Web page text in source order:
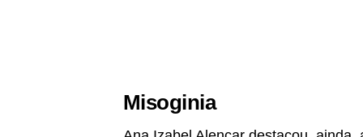
Misoginia